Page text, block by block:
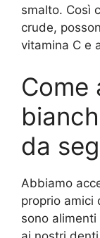
smalto. Così
crude,
vitamina C e
Come
da
Abbiamo
proprio amici
sono